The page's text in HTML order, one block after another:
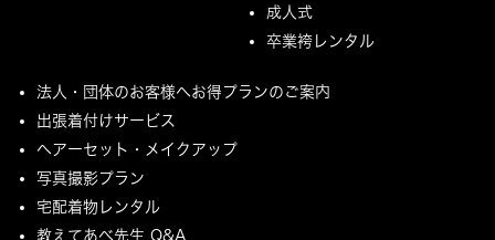
成人式
卒業袴レンタル
法人・団体のお客様へお得プランのご案内
出張着付けサービス
ヘアーセット・メイクアップ
写真撮影プラン
宅配着物レンタル
教えてあべ先生 Q&A